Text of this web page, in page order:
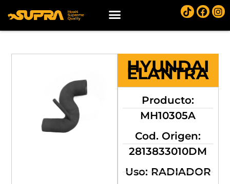
HYUNDAI
ELANTRA
Producto:
MH10305A
Cod. Origen:
2813833010DM
Uso: RADIADOR